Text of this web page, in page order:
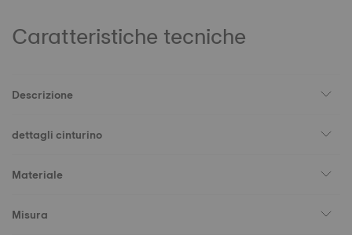
Caratteristiche tecniche
Descrizione
dettagli cinturino
Materiale
Misura